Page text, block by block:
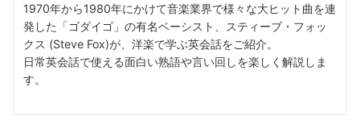
1970年から1980年にかけて音楽業界で様々な大ヒット曲を連
発した「ゴダイゴ」の有名ベーシスト、スティーブ・フォッ
クス (Steve Fox)が、洋楽で学ぶ英会話をご紹介。
日常英会話で使える面白い熟語や言い回しを楽しく解説しま
す。